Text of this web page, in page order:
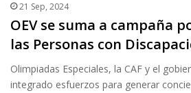
21 Sep, 2024
OEV se suma a campaña
las Personas con
Olimpiadas Especiales, la CAF y el
integrado esfuerzos para generar